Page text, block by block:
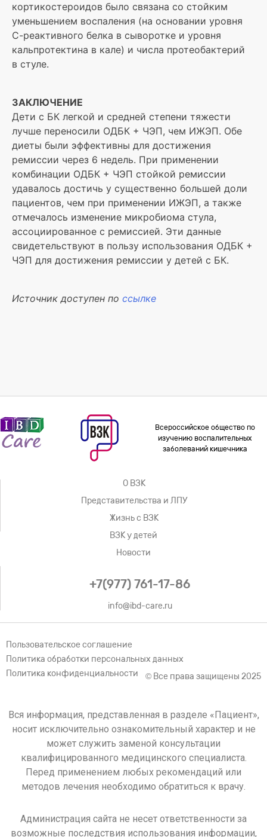
кортикостероидов было связана со стойким
уменьшением воспаления (на основании уровня
С-реактивного белка в сыворотке и уровня
кальпротектина в кале) и числа протеобактерий
в стуле.
ЗАКЛЮЧЕНИЕ
Дети с БК легкой и средней степени тяжести
лучше переносили ОДБК + ЧЭП, чем ИЖЭП. Обе
диеты были эффективны для достижения
ремиссии через 6 недель. При применении
комбинации ОДБК + ЧЭП стойкой ремиссии
удавалось достичь у существенно большей доли
пациентов, чем при применении ИЖЭП, а также
отмечалось изменение микробиома стула,
ассоциированное с ремиссией. Эти данные
свидетельствуют в пользу использования ОДБК +
ЧЭП для достижения ремиссии у детей с БК.
Источник доступен по ссылке
Всероссийское общество по
изучению воспалительных
заболеваний кишечника
О ВЗК
Представительства и ЛПУ
Жизнь с ВЗК
ВЗК у детей
Новости
+7(977) 761-17-86
info@ibd-care.ru
Пользовательское соглашение
Политика обработки персональных данных
Политика конфиденциальности
© Все права защищены 2025
Вся информация, представленная в разделе «Пациент»,
носит исключительно ознакомительный характер и не
может служить заменой консультации
квалифицированного медицинского специалиста.
Перед применением любых рекомендаций или
методов лечения необходимо обратиться к врачу.
Администрация сайта не несет ответственности за
возможные последствия использования информации,